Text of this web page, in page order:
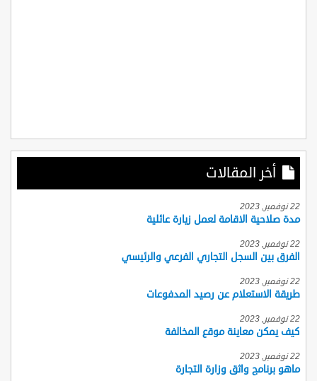
أخر المقالات
22 نوفمبر, 2023
مدة صلاحية الاقامة لعمل زيارة عائلية
22 نوفمبر, 2023
الفرق بين السجل التجاري الفرعي والرئيسي
22 نوفمبر, 2023
طريقة الاستعلام عن رصيد المدفوعات
22 نوفمبر, 2023
كيف يمكن معاينة موقع المخالفة
22 نوفمبر, 2023
ماهو برنامج واثق وزارة التجارة